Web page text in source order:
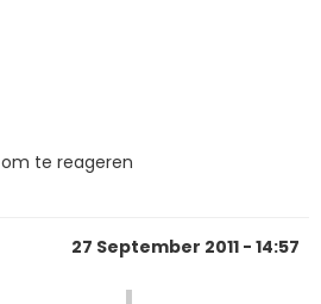
om te reageren
27 September 2011 - 14:57